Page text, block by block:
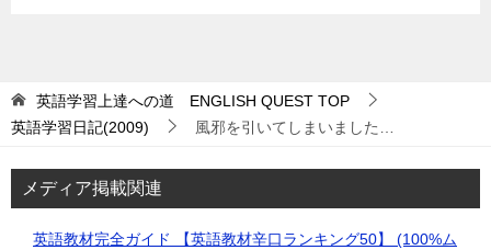
英語学習上達への道 ENGLISH QUEST TOP
英語学習日記(2009)
風邪を引いてしまいました…
メディア掲載関連
英語教材完全ガイド 【英語教材辛口ランキング50】 (100%ム